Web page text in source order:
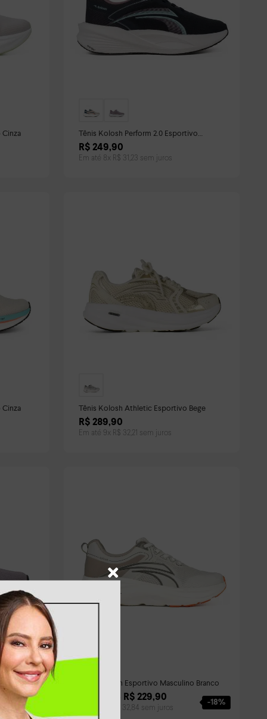
Tênis Kolosh Perform 2.0 Esportivo
Feminino Azul
R$ 249,90
Em até 8 x R$ 31 ,23 sem juros
Tênis Kolosh Athletic Esportivo Bege
R$ 289,90
Em até 9 x R$ 32,21 sem juros
Tênis Kolosh Esportivo Masculino Branco
R$ 229,90
32,84 sem juros
-18%